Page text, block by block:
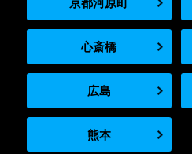
京都河原町
心斎橋
広島
熊本